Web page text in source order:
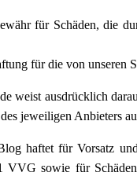
für Schäden, die
für die von unseren
weist ausdrücklich
jeweiligen Anbieters
haftet für Vorsatz
sowie für